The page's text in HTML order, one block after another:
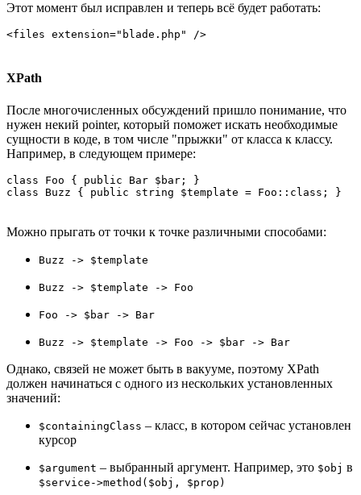
Этот момент был исправлен и теперь всё будет работать:
XPath
После многочисленных обсуждений пришло понимание, что
нужен некий pointer, который поможет искать необходимые
сущности в коде, в том числе "прыжки" от класса к классу.
Например, в следующем примере:
class Foo { public Bar $bar; }
Можно прыгать от точки к точке различными способами:
Buzz -> $template
Buzz -> $template -> Foo
Foo -> $bar -> Bar
Buzz -> $template -> Foo -> $bar -> Bar
Однако, связей не может быть в вакууме, поэтому XPath
должен начинаться с одного из нескольких установленных
значений:
$containingClass – класс, в котором сейчас установлен
курсор
$argument – выбранный аргумент. Например, это $obj в
$service->method($obj, $prop)